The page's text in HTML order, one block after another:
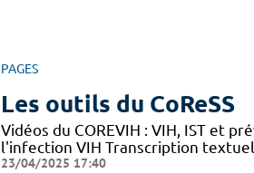
PAGES
Les outils du CoReSS
Vidéos du COREVIH : VIH, IST et
l'infection VIH Transcription
23/04/2025 17:40